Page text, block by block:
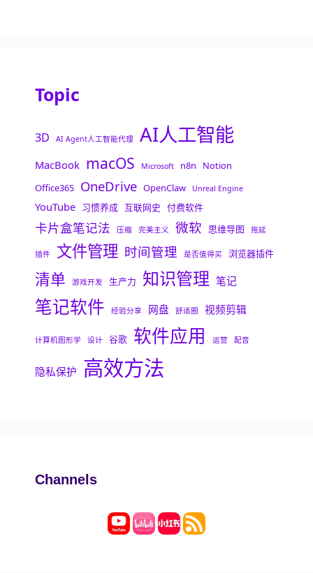
Topic
3D AI Agent人工智能代理 AI人工智能
MacBook macOS Microsoft n8n
Notion
Office365 OneDrive OpenClaw Unreal Engine
YouTube 习惯养成 互联网史 付费软件
卡片盒笔记法 压缩 完美主义 微软 思维导图 拖延
插件 文件管理 时间管理 是否值得买 浏览器插件
清单 游戏开发 生产力 知识管理 笔记
笔记软件 经验分享 网盘 舒适圈 视频剪辑
计算机图形学 设计 谷歌 软件应用 运营 配音
隐私保护 高效方法
Channels